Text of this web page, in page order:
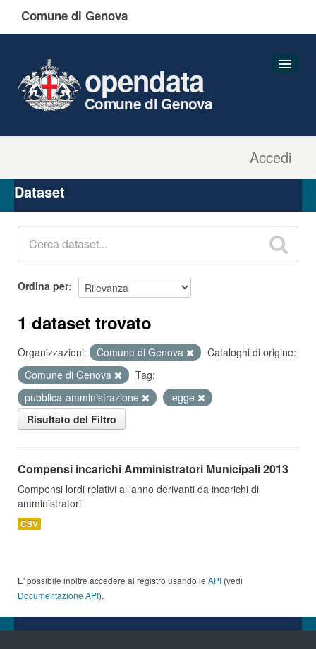
Comune di Genova
Accedi
opendata
Comune di Genova
Organizzazioni
Gruppi
Dataset
Ordina per
1 dataset trovato
Organizzazioni: Comune di Genova
Cataloghi di origine:
Comune di Genova
Tag:
pubblica-amministrazione
legge
Risultato del Filtro
Compensi incarichi Amministratori Municipali 2013
Compensi lordi relativi all'anno derivanti da incarichi di
amministratori
CSV
E' possibile inoltre accedere al registro usando le API (vedi
Documentazione API).